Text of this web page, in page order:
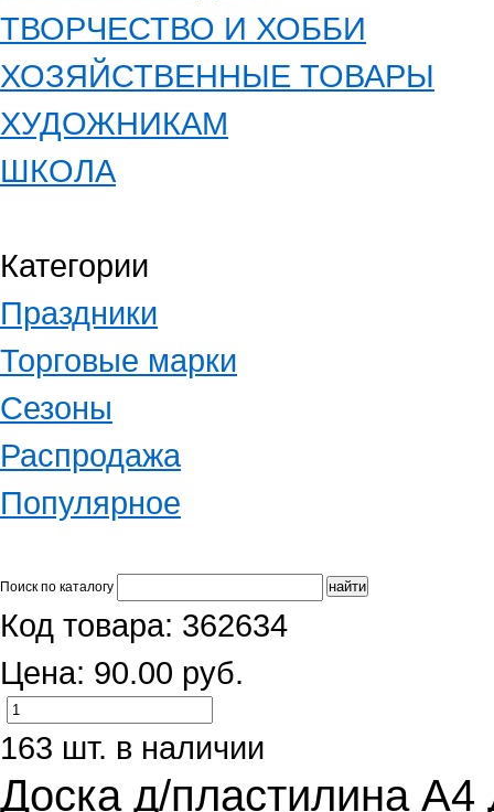
ТВОРЧЕСТВО И ХОББИ
ХОЗЯЙСТВЕННЫЕ ТОВАРЫ
ХУДОЖНИКАМ
ШКОЛА
Категории
Праздники
Торговые марки
Сезоны
Распродажа
Популярное
Поиск по каталогу
Код товара: 362634
Цена: 90.00 руб.
163 шт. в наличии
Доска д/пластилина